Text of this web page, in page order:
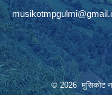
© 2026 मुसिकोट